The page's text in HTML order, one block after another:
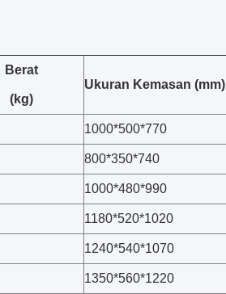
Berat
(kg)
Ukuran Kemasan (mm)
1000*500*770
800*350*740
1000*480*990
1180*520*1020
1240*540*1070
1350*560*1220